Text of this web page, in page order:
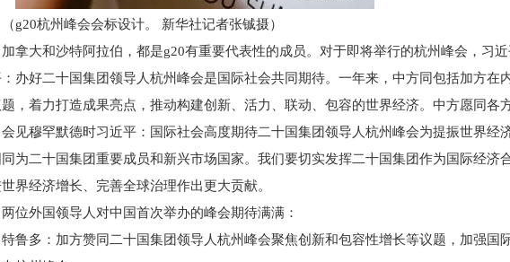
（g20杭州峰会会标设计。 新华社记者张铖摄）
加拿大和沙特阿拉伯，都是g20有重要代表性的成员。对于即将举行的杭州峰会，习
办好二十国集团领导人杭州峰会是国际社会共同期待。一年来，中方同包括加方在
，着力打造成果亮点，推动构建创新、活力、联动、包容的世界经济。中方愿同各
见穆罕默德时习近平：国际社会高度期待二十国集团领导人杭州峰会为提振世界经
为二十国集团重要成员和新兴市场国家。我们要切实发挥二十国集团作为国际经济
界经济增长、完善全球治理作出更大贡献。
两位外国领导人对中国首次举办的峰会期待满满：
特鲁多：加方赞同二十国集团领导人杭州峰会聚焦创新和包容性增长等议题，加强国